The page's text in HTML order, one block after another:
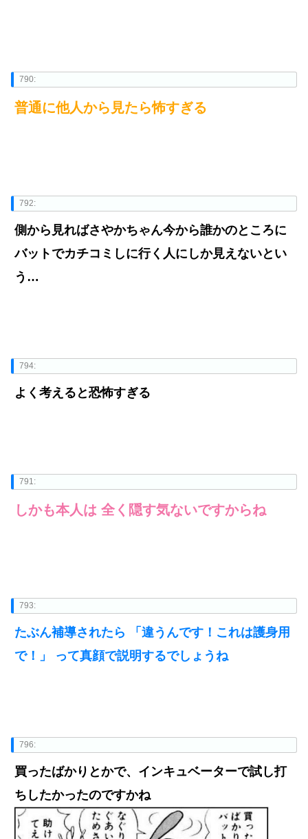
790:
普通に他人から見たら怖すぎる
792:
側から見ればさやかちゃん今から誰かのところに
バットでカチコミしに行く人にしか見えないとい
う…
794:
よく考えると恐怖すぎる
791:
しかも本人は 全く隠す気ないですからね
793:
たぶん補導されたら 「違うんです！これは護身用
で！」 って真顔で説明するでしょうね
796:
買ったばかりとかで、インキュベーターで試し打
ちしたかったのですかね